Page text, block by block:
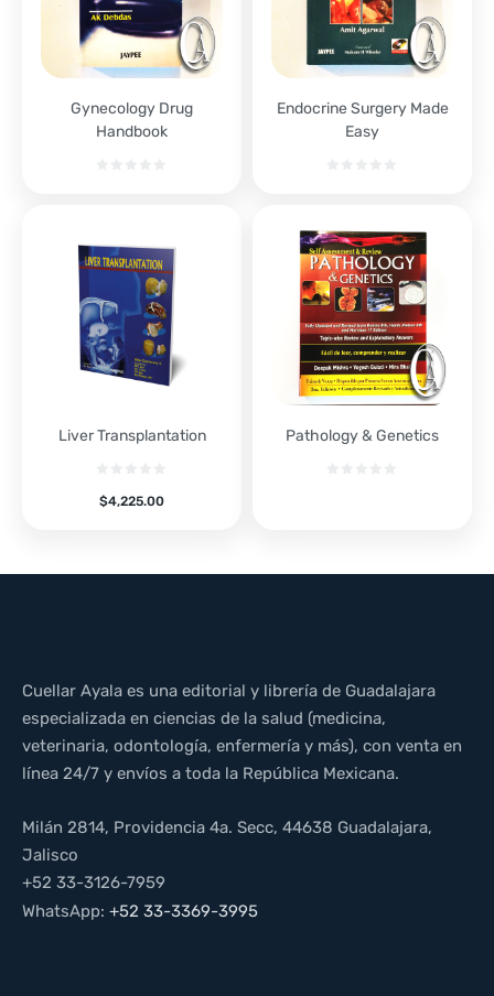
Gynecology Drug
Handbook
Endocrine Surgery Made
Easy
Liver Transplantation
$4,225.00
Pathology & Genetics
Cuellar Ayala es una editorial y librería de Guadalajara
especializada en ciencias de la salud (medicina,
veterinaria, odontología, enfermería y más), con venta en
línea 24/7 y envíos a toda la República Mexicana.
Milán 2814, Providencia 4a. Secc, 44638 Guadalajara,
Jalisco
+52 33-3126-7959
WhatsApp: +52 33-3369-3995